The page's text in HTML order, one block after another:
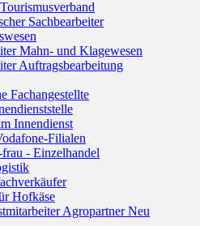
Sachbearbeiter
Mahn- und Klagewesen
Auftragsbearbeitung
Fachangestellte
Innendienst
Filialen
- Einzelhandel
Hofkäse
Agropartner Neu